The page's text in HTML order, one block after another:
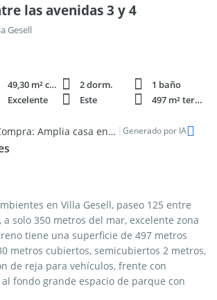
las avenidas 3 y 4
Gesell
49,30 m² cubie. 2 dorm.
1 baño
Excelente Este 497 m² terren.
Oportunidad de Compra: Amplia casa en el Centro de Villa Gesell | Generado por IA
en Villa Gesell, paseo 125 entre
a solo 350 metros del mar, excelente zona
tiene una superficie de 497 metros
metros cubiertos, semicubiertos 2 metros,
de reja para vehículos, frente con
fondo grande espacio de parque con